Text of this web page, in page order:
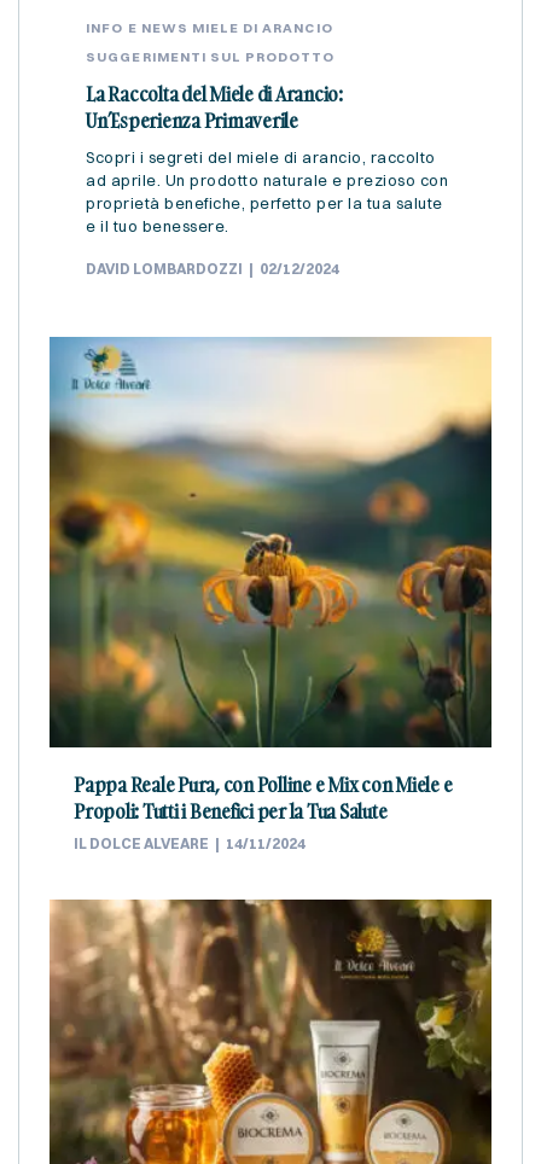
INFO E NEWS MIELE DI ARANCIO
SUGGERIMENTI SUL PRODOTTO
La Raccolta del Miele di Arancio:
Un’Esperienza Primaverile
Scopri i segreti del miele di arancio, raccolto
ad aprile. Un prodotto naturale e prezioso con
proprietà benefiche, perfetto per la tua salute
e il tuo benessere.
DAVID LOMBARDOZZI 02/12/2024
Pappa Reale Pura, con Polline e Mix con Miele e
Propoli: Tutti i Benefici per la Tua Salute
IL DOLCE ALVEARE 14/11/2024